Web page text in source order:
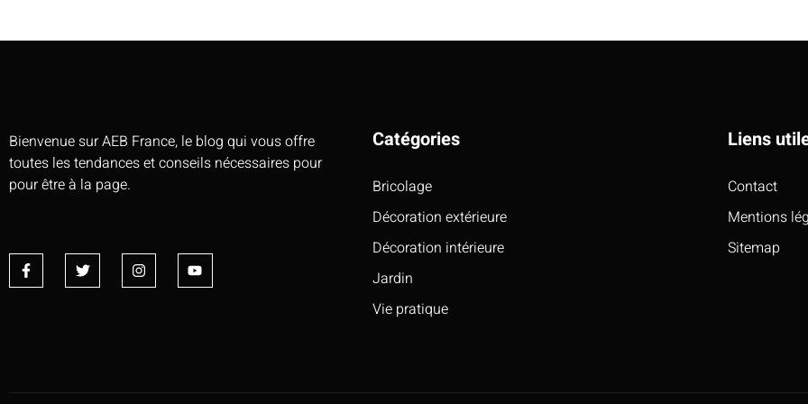
Bienvenue sur AEB France, le blog qui vous offre
toutes les tendances et conseils nécessaires pour
pour être à la page.
Catégories
Bricolage
Décoration extérieure
Décoration intérieure
Jardin
Vie pratique
Liens
Contact
Mentions
Sitemap